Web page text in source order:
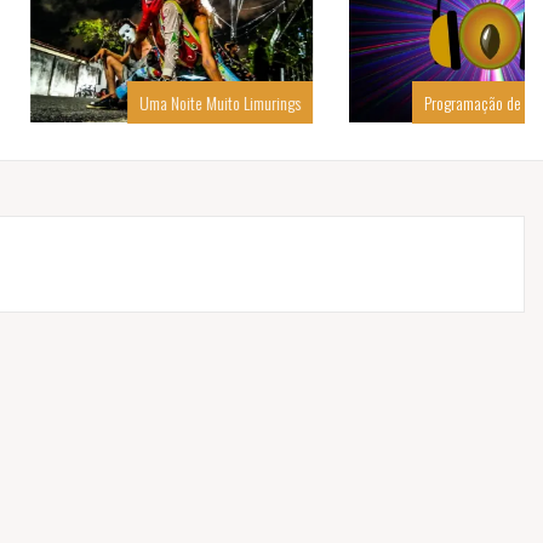
Uma Noite Muito Limurings Programação de Férias do Sapoti